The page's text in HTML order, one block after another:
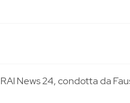
News 24, condotta da